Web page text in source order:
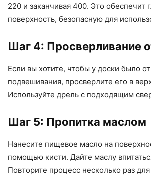
220 и заканчивая 400. Это обеспечит
поверхность, безопасную для
Шаг 4: Просверливание
Если вы хотите, чтобы у доски было
подвешивания, просверлите его в
Используйте дрель с подходящим
Шаг 5: Пропитка маслом
Нанесите пищевое масло на
помощью кисти. Дайте маслу
Повторите процесс несколько раз